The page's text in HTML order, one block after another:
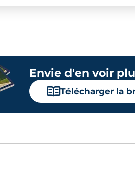
Envie d'en voir
📖Télécharger la